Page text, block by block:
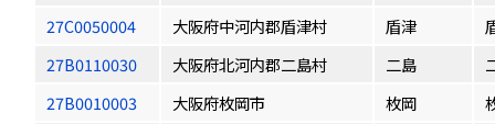
27C0050004
大阪府中河内郡盾津村 盾津
27B0110030
大阪府北河内郡二島村 二島
27B0010003
大阪府枚岡市 枚岡